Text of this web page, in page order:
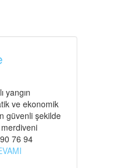
yangın
ve ekonomik
güvenli şekilde
76 94